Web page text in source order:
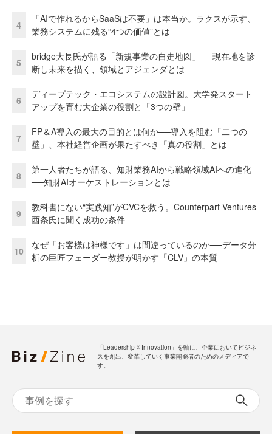
4
「AIで作れるからSaaSは不要」は本当か。ラクスが示す、
業務システムに残る“4つの価値”とは
5
bridge大長氏が語る「新規事業の自走地図」──現在地を診
断し未来を描く、領域とアジェンダとは
6
ディープテック・エコシステムの設計図。大学発スタート
アップを育む大企業の役割と「3つの壁」
7
FP＆A導入の最大の目的とは何か──導入を阻む「二つの
壁」、本社経営企画が果たすべき「真の役割」とは
8
第一人者たちが語る、知財業務AIから戦略領域AIへの進化
──知財AIオーケストレーションとは
9
教科書にない“実践知”がCVCを救う。Counterpart Ventures
西条氏に聞く成功の条件
10
なぜ「お客様は神様です」は間違っているのか──データ分
析の巨匠フェーダー教授が明かす「CLV」の本質
「Leadership ☓ Innovation」を軸に、企業においてビジネ
スを創出、変革していく事業開発者のためのメディアで
す。